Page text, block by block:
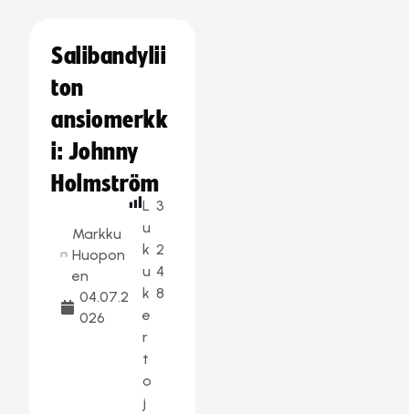
Salibandylii
ton
ansiomerkk
i: Johnny
Holmström
Markku
Huopon
en
04.07.2
026
L
u
k
u
k
e
r
t
o
j
3
2
4
8